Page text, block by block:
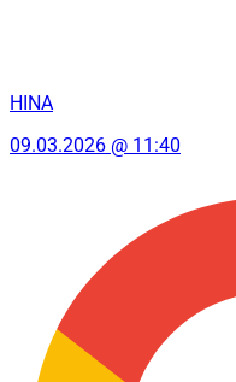
HINA
09.03.2026 @ 11:40